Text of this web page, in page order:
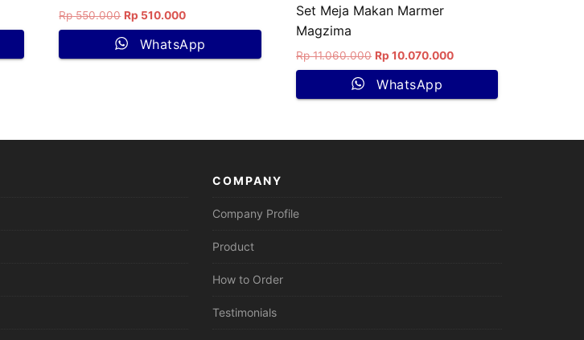
Rp550.000 Rp 510.000
WhatsApp
Set Meja Makan Marmer
Magzima
Rp11.060.000 Rp 10.070.000
WhatsApp
COMPANY
Company Profile
Product
How to Order
Testimonials